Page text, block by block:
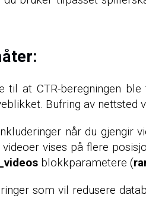
at CTR-beregningen
Bufring av nettsted
når du gjengir
vises på flere
blokkparametere (
som vil redusere